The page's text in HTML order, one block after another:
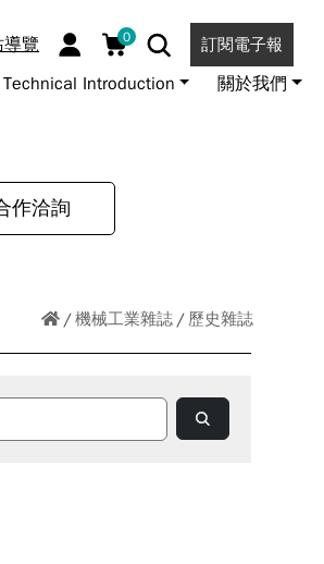
覽 0 訂閱電子報
Technical Introduction 關於我們
作洽詢
機械工業雜誌 歷史雜誌